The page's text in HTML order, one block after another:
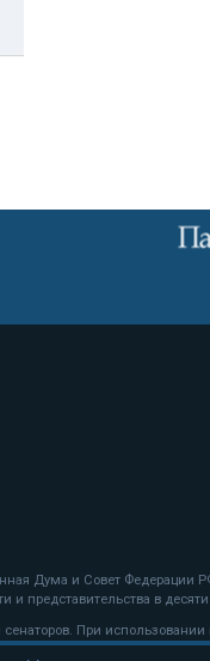
Дума и Совет Федерации
представительства в
При использовании